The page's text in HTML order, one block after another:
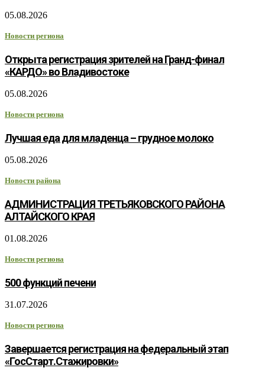
05.08.2026
Новости региона
Открыта регистрация зрителей на Гранд-финал
«КАРДО» во Владивостоке
05.08.2026
Новости региона
Лучшая еда для младенца – грудное молоко
05.08.2026
Новости района
АДМИНИСТРАЦИЯ ТРЕТЬЯКОВСКОГО РАЙОНА
АЛТАЙСКОГО КРАЯ
01.08.2026
Новости региона
500 функций печени
31.07.2026
Новости региона
Завершается регистрация на федеральный этап
«ГосСтарт.Стажировки»